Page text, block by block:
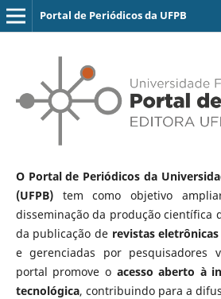
Portal de Periódicos da UFPB
O Portal de Periódicos da
(UFPB)tem como objetivo
disseminação da produção científica
da publicação de revistas
e gerenciadas por pesquisadores
portal promove o acesso aberto à
tecnológica, contribuindo para a